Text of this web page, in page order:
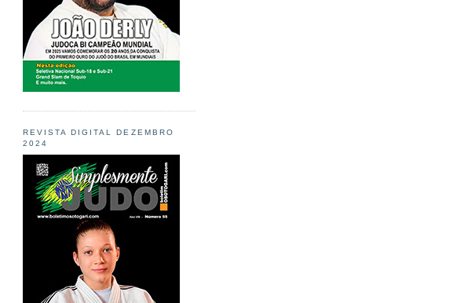
REVISTA DIGITAL DEZEMBRO
2024